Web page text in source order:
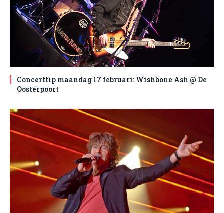
Concerttip maandag 17 februari: Wishbone Ash @ De
Oosterpoort